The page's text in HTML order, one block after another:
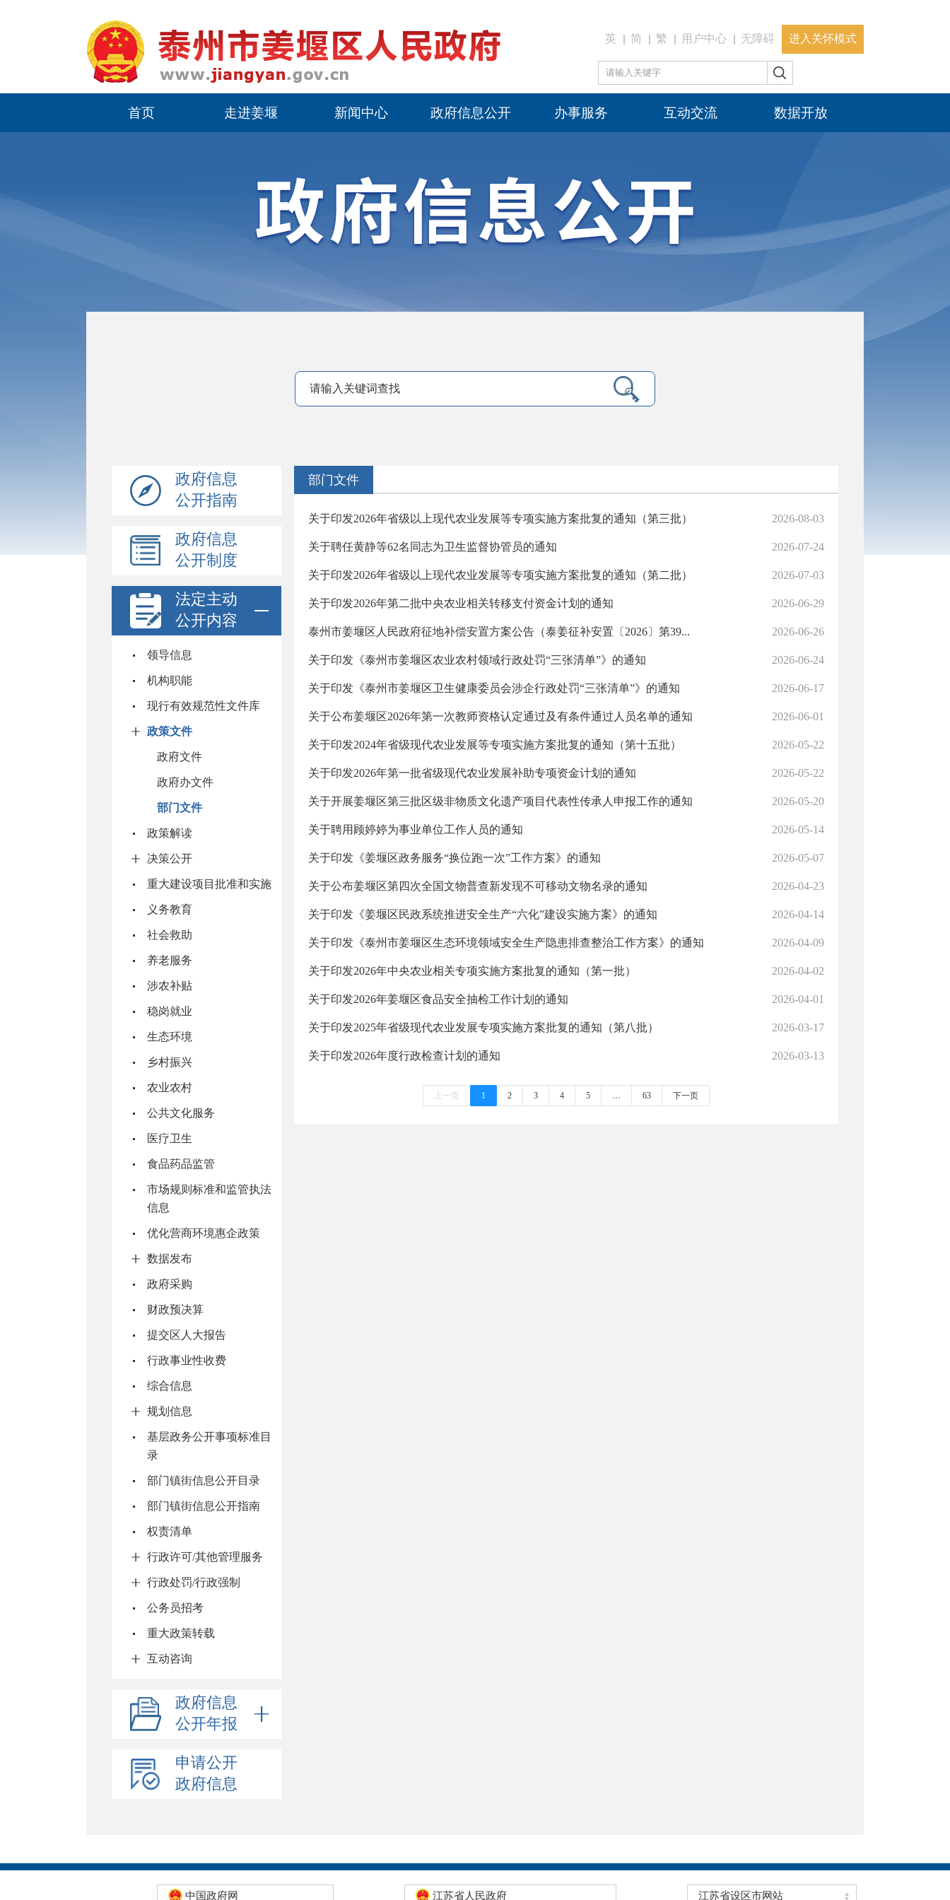
英 简 繁 用户中心 无障碍 进入关怀模式
首页 走进姜堰 新闻中心 政府信息公开 办事服务 互动交流 数据开放
政府信息
公开指南
政府信息
公开制度
法定主动
公开内容
领导信息
机构职能
现行有效规范性文件库
政策文件
政府文件
政府办文件
部门文件
政策解读
决策公开
重大建设项目批准和实施
义务教育
社会救助
养老服务
涉农补贴
稳岗就业
生态环境
乡村振兴
农业农村
公共文化服务
医疗卫生
食品药品监管
市场规则标准和监管执法
信息
优化营商环境惠企政策
数据发布
政府采购
财政预决算
提交区人大报告
行政事业性收费
综合信息
规划信息
基层政务公开事项标准目
录
部门镇街信息公开目录
部门镇街信息公开指南
权责清单
行政许可/其他管理服务
行政处罚/行政强制
公务员招考
重大政策转载
互动咨询
政府信息
公开年报
申请公开
政府信息
部门文件
关于印发2026年省级以上现代农业发展等专项实施方案批复的通知（第三批） 2026-08-03
关于聘任黄静等62名同志为卫生监督协管员的通知 2026-07-24
关于印发2026年省级以上现代农业发展等专项实施方案批复的通知（第二批） 2026-07-03
关于印发2026年第二批中央农业相关转移支付资金计划的通知 2026-06-29
泰州市姜堰区人民政府征地补偿安置方案公告（泰姜征补安置〔2026〕第39... 2026-06-26
关于印发《泰州市姜堰区农业农村领域行政处罚“三张清单”》的通知 2026-06-24
关于印发《泰州市姜堰区卫生健康委员会涉企行政处罚“三张清单”》的通知 2026-06-17
关于公布姜堰区2026年第一次教师资格认定通过及有条件通过人员名单的通知 2026-06-01
关于印发2024年省级现代农业发展等专项实施方案批复的通知（第十五批） 2026-05-22
关于印发2026年第一批省级现代农业发展补助专项资金计划的通知 2026-05-22
关于开展姜堰区第三批区级非物质文化遗产项目代表性传承人申报工作的通知 2026-05-20
关于聘用顾婷婷为事业单位工作人员的通知 2026-05-14
关于印发《姜堰区政务服务“换位跑一次”工作方案》的通知 2026-05-07
关于公布姜堰区第四次全国文物普查新发现不可移动文物名录的通知 2026-04-23
关于印发《姜堰区民政系统推进安全生产“六化”建设实施方案》的通知 2026-04-14
关于印发《泰州市姜堰区生态环境领域安全生产隐患排查整治工作方案》的通知 2026-04-09
关于印发2026年中央农业相关专项实施方案批复的通知（第一批） 2026-04-02
关于印发2026年姜堰区食品安全抽检工作计划的通知 2026-04-01
关于印发2025年省级现代农业发展专项实施方案批复的通知（第八批） 2026-03-17
关于印发2026年度行政检查计划的通知 2026-03-13
上一页 1 2 3 4 5 … 63 下一页
中国政府网 江苏省人民政府 江苏省设区市网站